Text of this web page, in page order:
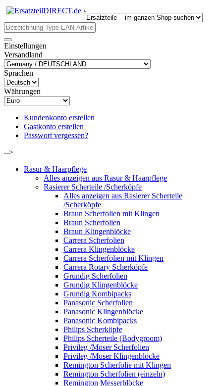
.
Einstellungen
Versandland
Sprachen
Währungen
Kundenkonto erstellen
Gastkonto erstellen
Passwort vergessen?
-->
Rasur & Haarpflege
Alles anzeigen aus Rasur & Haarpflege
Rasierer Scherteile /Scherköpfe
Alles anzeigen aus Rasierer Scherteile
/Scherköpfe
Braun Scherfolien mit Klingen
Braun Scherfolien
Braun Klingenblöcke
Carrera Scherfolien
Carrera Klingenblöcke
Carrera Scherfolien mit Klingen
Carrera Rotary Scherköpfe
Grundig Scherfolien
Grundig Klingenblöcke
Grundig Kombipacks
Panasonic Scherfolien
Panasonic Klingenblöcke
Panasonic Kombipacks
Philips Scherköpfe
Philips Scherteile (Bodygroom)
Privileg /Moser Scherfolien
Privileg /Moser Klingenblöcke
Remington Scherfolie mit Klingen
Remington Scherfolien (einzeln)
Remington Messerblöcke